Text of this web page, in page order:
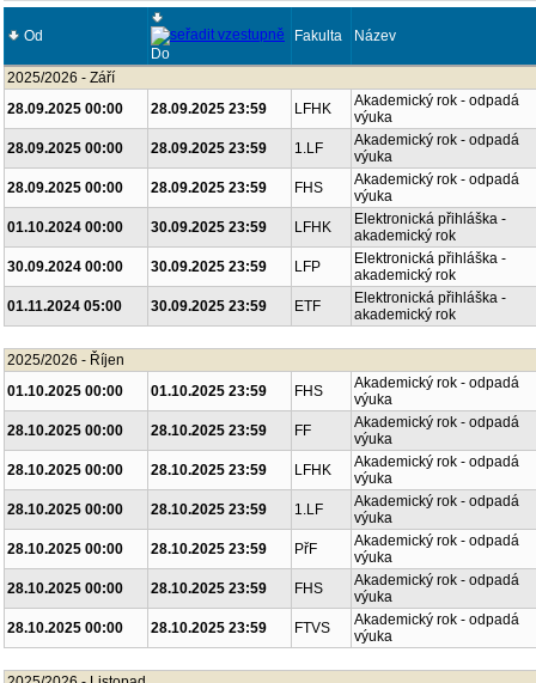
Od
Do
Fakulta Název
2025/2026 - Září
28.09.2025 00:00
28.09.2025 23:59 LFHK
Akademický rok - odpadá
výuka
28.09.2025 00:00
28.09.2025 23:59 1.LF
Akademický rok - odpadá
výuka
28.09.2025 00:00
28.09.2025 23:59 FHS
Akademický rok - odpadá
výuka
01.10.2024 00:00
30.09.2025 23:59 LFHK
Elektronická přihláška -
akademický rok
30.09.2024 00:00
30.09.2025 23:59 LFP
Elektronická přihláška -
akademický rok
01.11.2024 05:00
30.09.2025 23:59 ETF
Elektronická přihláška -
akademický rok
2025/2026 - Říjen
01.10.2025 00:00
01.10.2025 23:59 FHS
Akademický rok - odpadá
výuka
28.10.2025 00:00
28.10.2025 23:59 FF
Akademický rok - odpadá
výuka
28.10.2025 00:00
28.10.2025 23:59 LFHK
Akademický rok - odpadá
výuka
28.10.2025 00:00
28.10.2025 23:59 1.LF
Akademický rok - odpadá
výuka
28.10.2025 00:00
28.10.2025 23:59 PřF
Akademický rok - odpadá
výuka
28.10.2025 00:00
28.10.2025 23:59 FHS
Akademický rok - odpadá
výuka
28.10.2025 00:00
28.10.2025 23:59 FTVS
Akademický rok - odpadá
výuka